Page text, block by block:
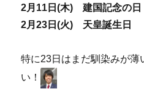
2月11日(木) 建国記念の日
2月23日(火) 天皇誕生日
特に23日はまだ馴染みが薄
い！